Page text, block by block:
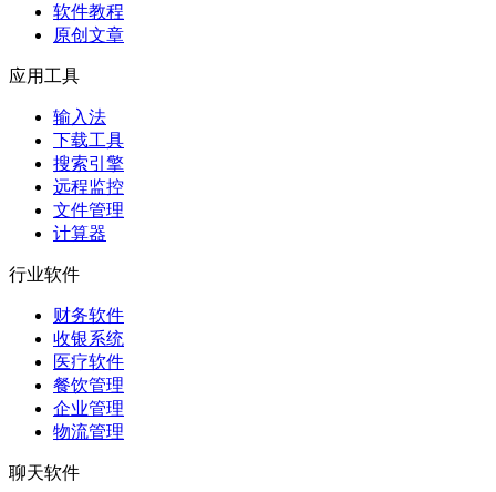
软件教程
原创文章
应用工具
输入法
下载工具
搜索引擎
远程监控
文件管理
计算器
行业软件
财务软件
收银系统
医疗软件
餐饮管理
企业管理
物流管理
聊天软件